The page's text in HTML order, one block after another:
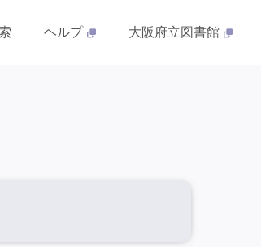
ヘルプ 大阪府立図書館